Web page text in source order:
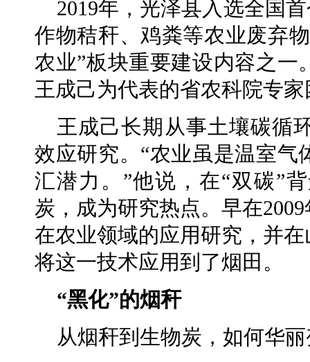
2019年，光泽县入选全国
作物秸秆、鸡粪等农业废弃
农业”板块重要建设内容之一
王成己为代表的省农科院专
王成己长期从事土壤碳循
效应研究。“农业虽是温室气
汇潜力。”他说，在“双碳”
炭，成为研究热点。早在
在农业领域的应用研究，并
将这一技术应用到了烟田。
“黑化”的烟秆
从烟秆到生物炭，如何华